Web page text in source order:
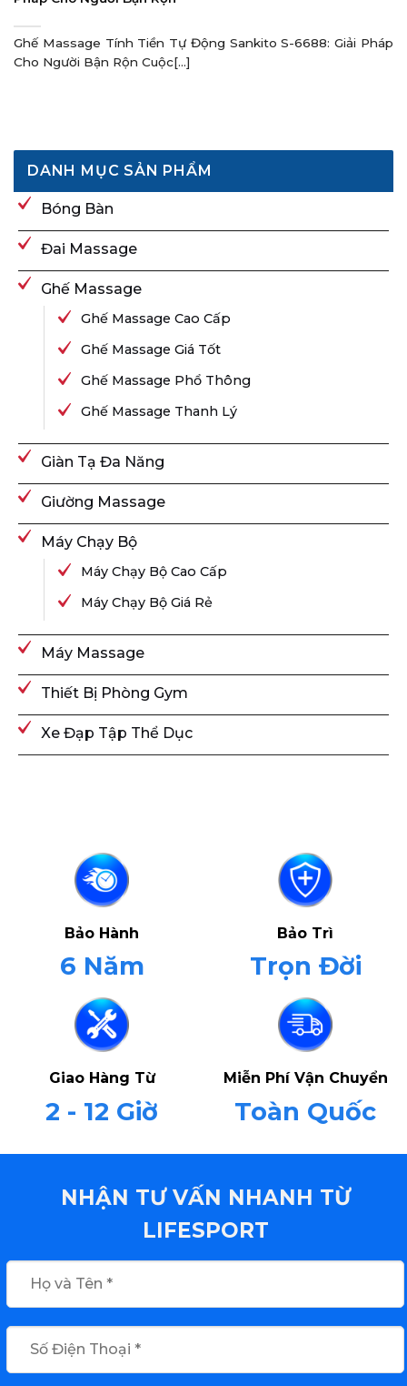
Ghế Massage Tính Tiền Tự Động Sankito S-6688: Giải Pháp
Cho Người Bận Rộn Cuộc[...]
DANH MỤC SẢN PHẨM
Bóng Bàn
Đai Massage
Ghế Massage
Ghế Massage Cao Cấp
Ghế Massage Giá Tốt
Ghế Massage Phổ Thông
Ghế Massage Thanh Lý
Giàn Tạ Đa Năng
Giường Massage
Máy Chạy Bộ
Máy Chạy Bộ Cao Cấp
Máy Chạy Bộ Giá Rẻ
Máy Massage
Thiết Bị Phòng Gym
Xe Đạp Tập Thể Dục
Bảo Hành
6 Năm
Bảo Trì
Trọn Đời
Giao Hàng Từ
2 - 12 Giờ
Miễn Phí Vận Chuyển
Toàn Quốc
NHẬN TƯ VẤN NHANH TỪ
LIFESPORT